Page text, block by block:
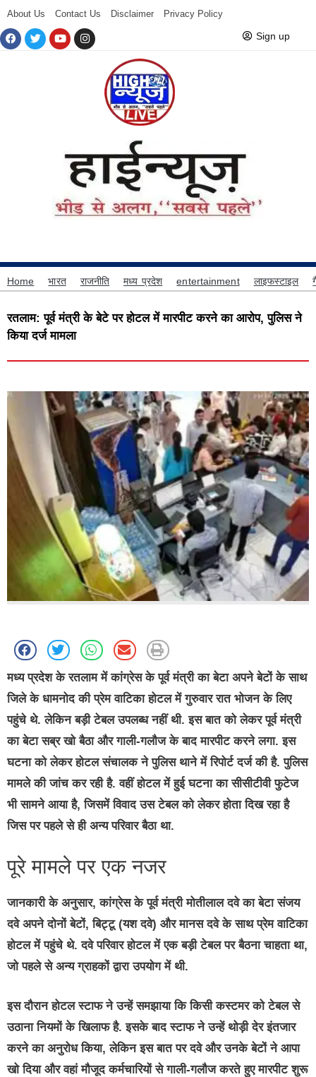
About Us Contact Us Disclaimer Privacy Policy
Sign up
Home भारत राजनीति मध्य प्रदेश entertainment लाइफस्टाइल
रतलाम: पूर्व मंत्री के बेटे पर होटल में मारपीट करने का आरोप, पुलिस ने
किया दर्ज मामला
मध्य प्रदेश के रतलाम में कांग्रेस के पूर्व मंत्री का बेटा अपने बेटों के साथ
जिले के धामनोद की प्रेम वाटिका होटल में गुरुवार रात भोजन के लिए
पहुंचे थे. लेकिन बड़ी टेबल उपलब्ध नहीं थी. इस बात को लेकर पूर्व मंत्री
का बेटा सब्र खो बैठा और गाली-गलौज के बाद मारपीट करने लगा. इस
घटना को लेकर होटल संचालक ने पुलिस थाने में रिपोर्ट दर्ज की है. पुलिस
मामले की जांच कर रही है. वहीं होटल में हुई घटना का सीसीटीवी फुटेज
भी सामने आया है, जिसमें विवाद उस टेबल को लेकर होता दिख रहा है
जिस पर पहले से ही अन्य परिवार बैठा था.
पूरे मामले पर एक नजर
जानकारी के अनुसार, कांग्रेस के पूर्व मंत्री मोतीलाल दवे का बेटा संजय
दवे अपने दोनों बेटों, बिट्टू (यश दवे) और मानस दवे के साथ प्रेम वाटिका
होटल में पहुंचे थे. दवे परिवार होटल में एक बड़ी टेबल पर बैठना चाहता था,
जो पहले से अन्य ग्राहकों द्वारा उपयोग में थी.
इस दौरान होटल स्टाफ ने उन्हें समझाया कि किसी कस्टमर को टेबल से
उठाना नियमों के खिलाफ है. इसके बाद स्टाफ ने उन्हें थोड़ी देर इंतजार
करने का अनुरोध किया, लेकिन इस बात पर दवे और उनके बेटों ने आपा
खो दिया और वहां मौजूद कर्मचारियों से गाली-गलौज करते हुए मारपीट शुरू